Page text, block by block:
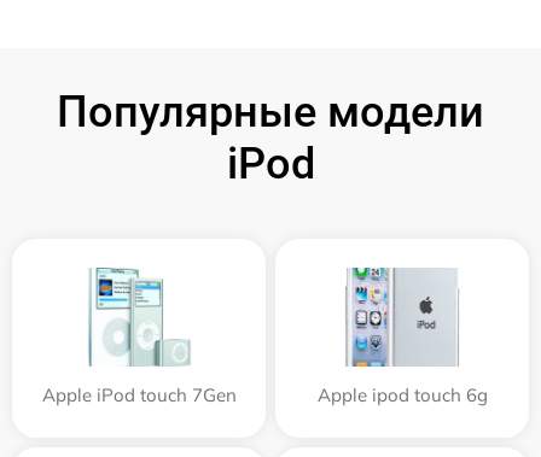
Популярные модели
iPod
Apple iPod touch 7Gen Apple ipod touch 6g